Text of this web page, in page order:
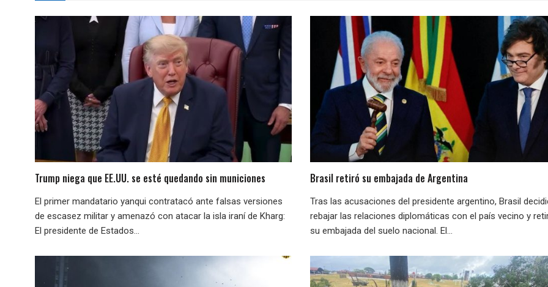
Trump niega que EE.UU. se esté quedando sin municiones
El primer mandatario yanqui contratacó ante falsas versiones
de escasez militar y amenazó con atacar la isla iraní de Kharg:
El presidente de Estados...
Brasil retiró su embajada de Argentina
Tras las acusaciones del presidente argentino, Brasil
rebajar las relaciones diplomáticas con el país vecino y
su embajada del suelo nacional. El...